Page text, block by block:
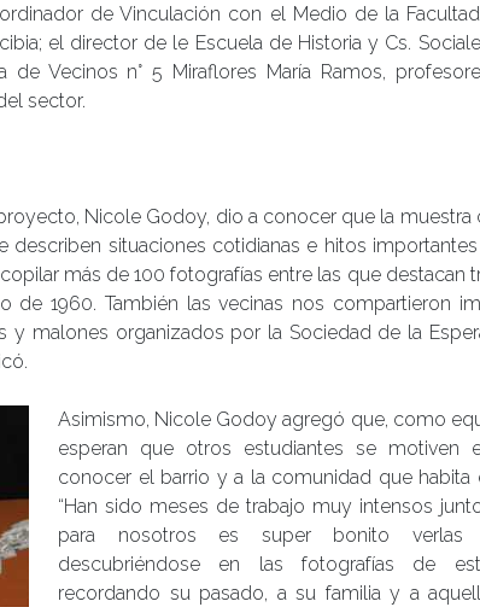
de Vinculación con el Medio de la
el director de le Escuela de Historia y Cs.
de Vecinos n° 5 Miraflores María Ramos,
sector.
Nicole Godoy, dio a conocer que la muestra
describen situaciones cotidianas e hitos
más de 100 fotografías entre las que destacan
de 1960. También las vecinas nos compartieron
y malones organizados por la Sociedad de la
Asimismo, Nicole Godoy agregó que, como
esperan que otros estudiantes se motiven
conocer el barrio y a la comunidad que habita
“Han sido meses de trabajo muy intensos
para nosotros es super bonito verlas
descubriéndose en las fotografías de
recordando su pasado, a su familia y a